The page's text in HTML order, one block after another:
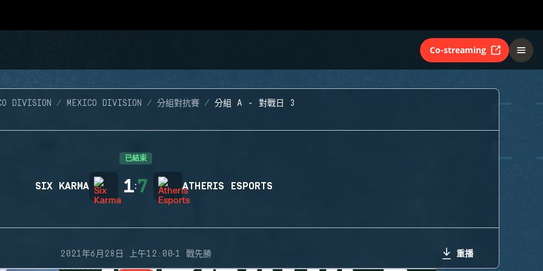
Co-streaming
DIVISION MEXICO DIVISION 分組對抗賽 分組 A - 對戰日 3
已結束
SIX KARMA 1:7 ATHERIS ESPORTS
2021年6月28日 上午12:00·1 戰先勝 重播